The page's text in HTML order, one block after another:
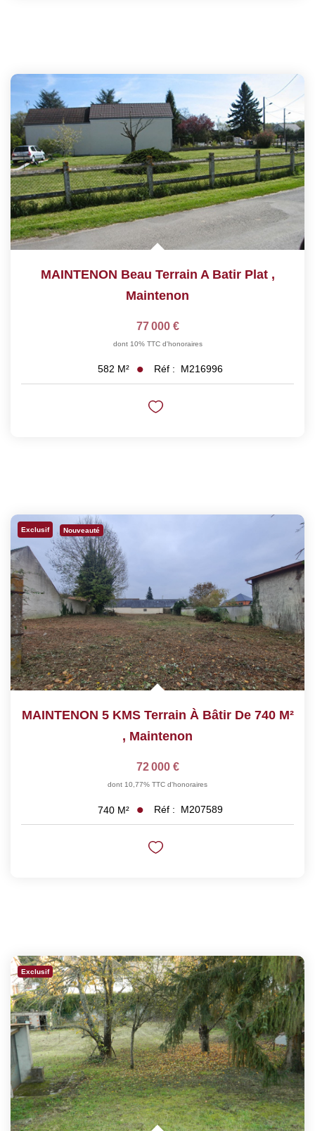
MAINTENON Beau Terrain A Batir Plat ,
Maintenon
77 000 €
dont 10% TTC d'honoraires
582 M² Réf : M216996
Exclusif Nouveauté
MAINTENON 5 KMS Terrain À Bâtir De 740 M²
, Maintenon
72 000 €
dont 10,77% TTC d'honoraires
740 M² Réf : M207589
Exclusif